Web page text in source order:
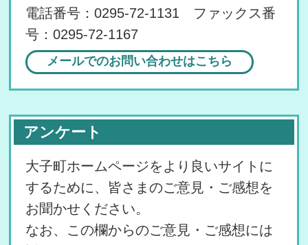
電話番号：0295-72-1131 ファックス番
号：0295-72-1167
メールでのお問い合わせはこちら
アンケート
大子町ホームページをより良いサイトに
するために、皆さまのご意見・ご感想を
お聞かせください。
なお、この欄からのご意見・ご感想には